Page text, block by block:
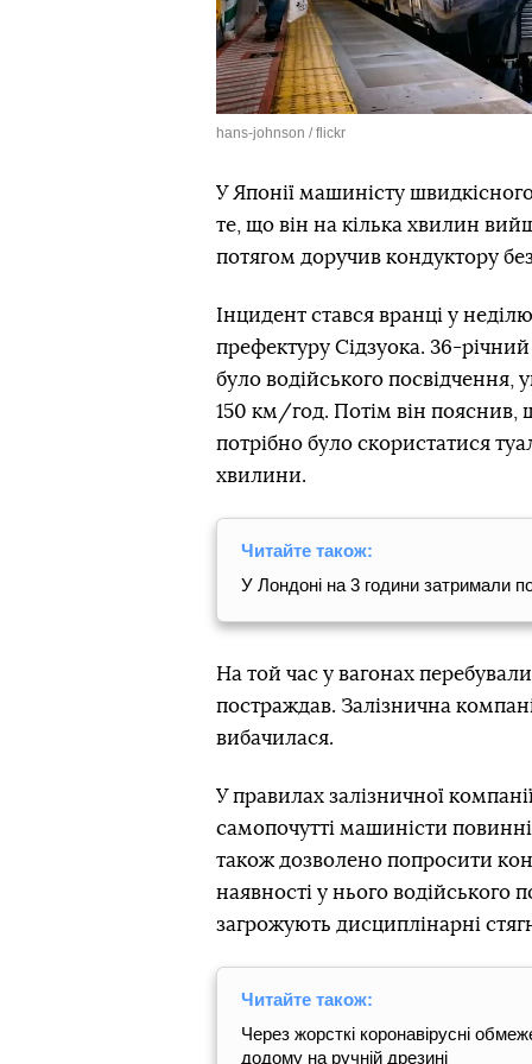
hans-johnson / flickr
У Японії машиністу
те, що він на кілька хвилин
потягом доручив кондуктору
Інцидент стався вранці у
префектуру Сідзуока. 36-
було водійського посвідчення,
150 км/год. Потім він пояснив,
потрібно було скористатися
хвилини.
Читайте також:
У Лондоні на 3 години затримали
На той час у вагонах
постраждав. Залізнична
вибачилася.
У правилах залізничної
самопочутті машиністи
також дозволено попросити
наявності у нього водійського
загрожують дисциплінарні
Читайте також:
Через жорсткі коронавірусні
додому на ручній дрезині